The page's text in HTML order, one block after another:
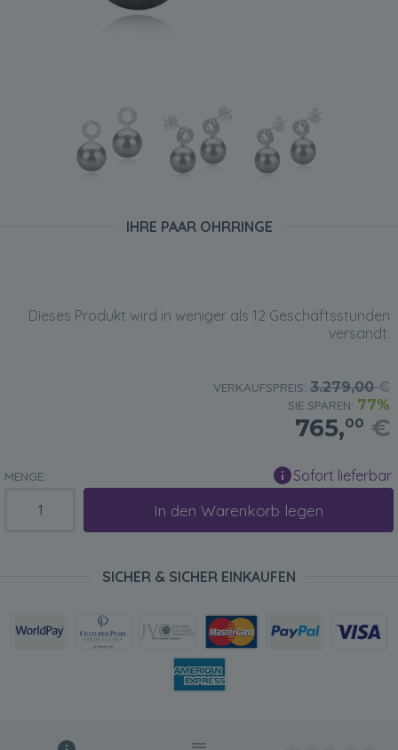
IHRE PAAR OHRRINGE
Dieses Produkt wird in weniger als 12 Geschäftsstunden
versandt.
VERKAUFSPREIS: 3.279,00€
SIE SPAREN: 77%
765,00 €
MENGE: Sofort lieferbar
In den Warenkorb legen
SICHER & SICHER EINKAUFEN